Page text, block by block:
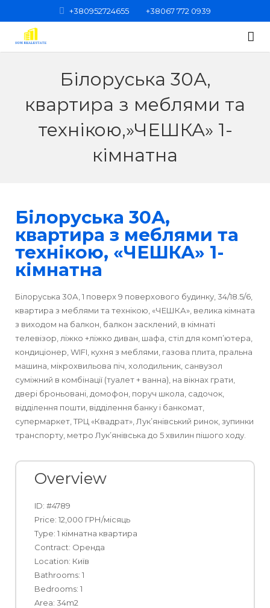
+380952724655 +38067 772 0939
Категорії нерухомості
4-кімнатні
5-кімнатні
Земельні ділянки
Вся нерухомість
Продаж
Білоруська 30А,
квартира з меблями та
технікою,»ЧЕШКА» 1-
кімнатна
Білоруська 30А,
квартира з меблями та
технікою, «ЧЕШКА» 1-
кімнатна
Білоруська 30А, 1 поверх 9 поверхового будинку, 34/18.5/6,
квартира з меблями та технікою, «ЧЕШКА», велика кімната
з виходом на балкон, балкон засклений, в кімнаті
телевізор, ліжко +ліжко диван, шафа, стіл для комп’ютера,
кондиціонер, WIFI, кухня з меблями, газова плита, пральна
машина, мікрохвильова піч, холодильник, санвузол
суміжний в комбінації (туалет + ванна), на вікнах грати,
двері броньовані, домофон, поруч школа, садочок,
відділення пошти, відділення банку і банкомат,
супермаркет, ТРЦ «Квадрат», Лук’янівський ринок, зупинки
транспорту, метро Лук’янівська до 5 хвилин пішого ходу.
Overview
ID: #4789
Price: 12,000 ГРН/місяць
Type: 1 кімнатна квартира
Contract: Оренда
Location: Київ
Bathrooms: 1
Bedrooms: 1
Area: 34m2